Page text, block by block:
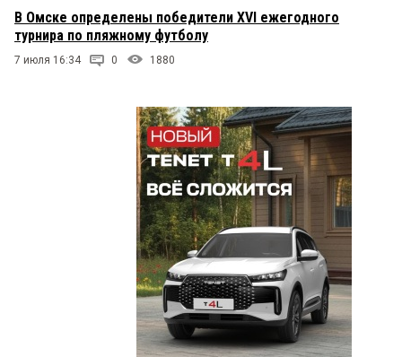
В Омске определены победители XVI ежегодного
турнира по пляжному футболу
7 июля 16:34 0 1880